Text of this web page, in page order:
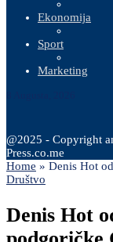
Ekonomija
Sport
Marketing
@2025 - Copyright
Press.co.me
Home » Denis Hot
Društvo
Denis Hot